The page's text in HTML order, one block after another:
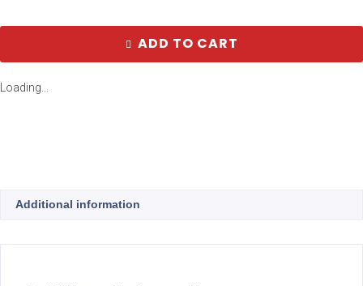
ADD TO CART
Loading...
Additional information